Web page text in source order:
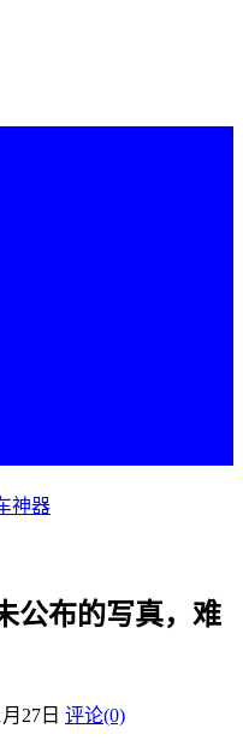
神器
公布的写真，难
27日 评论(0)